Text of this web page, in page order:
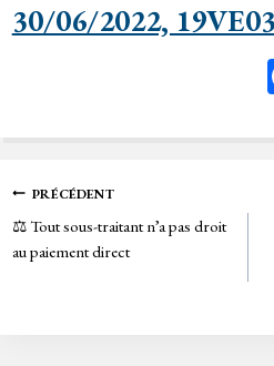
30/06/2022,
Navigation
de
PRÉCÉDENT
⚖️ Tout sous-traitant n’a pas droit
au paiement direct